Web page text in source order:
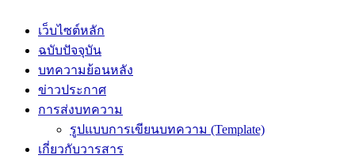
เว็บไซต์หลัก
ฉบับปัจจุบัน
บทความย้อนหลัง
ข่าวประกาศ
การส่งบทความ
รูปแบบการเขียนบทความ (Template)
เกี่ยวกับวารสาร